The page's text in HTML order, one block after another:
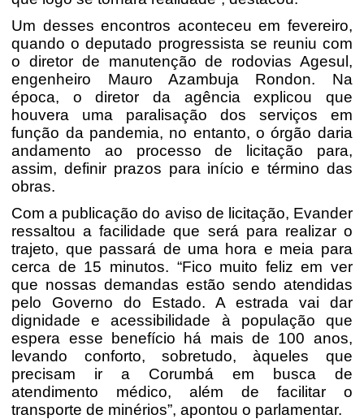
Um desses encontros aconteceu em fevereiro,
quando o deputado progressista se reuniu com
o diretor de manutenção de rodovias Agesul,
engenheiro Mauro Azambuja Rondon. Na
época, o diretor da agência explicou que
houvera uma paralisação dos serviços em
função da pandemia, no entanto, o órgão daria
andamento ao processo de licitação para,
assim, definir prazos para início e término das
obras.
Com a publicação do aviso de licitação, Evander
ressaltou a facilidade que será para realizar o
trajeto, que passará de uma hora e meia para
cerca de 15 minutos. “Fico muito feliz em ver
que nossas demandas estão sendo atendidas
pelo Governo do Estado. A estrada vai dar
dignidade e acessibilidade à população que
espera esse benefício há mais de 100 anos,
levando conforto, sobretudo, àqueles que
precisam ir a Corumbá em busca de
atendimento médico, além de facilitar o
transporte de minérios”, apontou o parlamentar.